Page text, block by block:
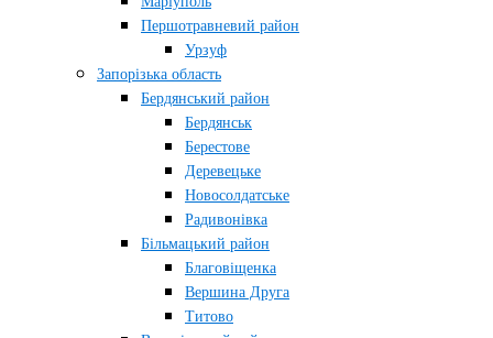
Першотравневий район
Урзуф
Запорізька область
Бердянський район
Бердянськ
Берестове
Деревецьке
Новосолдатське
Радивонівка
Більмацький район
Благовіщенка
Вершина Друга
Титово